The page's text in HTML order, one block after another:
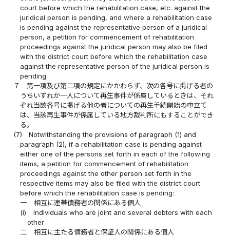
court before which the rehabilitation case, etc. against the
juridical person is pending, and where a rehabilitation case
is pending against the representative person of a juridical
person, a petition for commencement of rehabilitation
proceedings against the juridical person may also be filed
with the district court before which the rehabilitation case
against the representative person of the juridical person is
pending.
７
第一項及び第二項の規定にかかわらず、次の各号に掲げる者の
うちいずれか一人について再生事件が係属しているときは、それ
ぞれ当該各号に掲げる他の者についての再生手続開始の申立て
は、当該再生事件が係属している地方裁判所にもすることができ
る。
(7)
Notwithstanding the provisions of paragraph (1) and
paragraph (2), if a rehabilitation case is pending against
either one of the persons set forth in each of the following
items, a petition for commencement of rehabilitation
proceedings against the other person set forth in the
respective items may also be filed with the district court
before which the rehabilitation case is pending:
一
相互に連帯債務者の関係にある個人
(i)
Individuals who are joint and several debtors with each
other
二
相互に主たる債務者と保証人の関係にある個人